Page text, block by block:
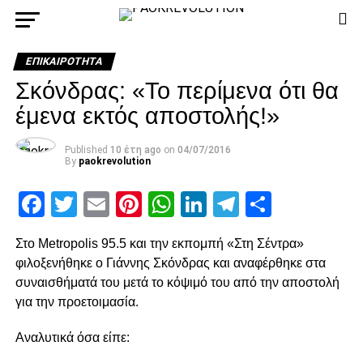
ΕΠΙΚΑΙΡΌΤΗΤΑ
Σκόνδρας: «Το περίμενα ότι θα
έμενα εκτός αποστολής!»
Published 10 έτη ago on 04/07/2016
By paokrevolution
Facebook
Twitter
EmailPinterest
WhatsApp
LinkedIn
Telegram
Στο Metropolis 95.5 και την εκπομπή «Στη Σέντρα»
φιλοξενήθηκε ο Γιάννης Σκόνδρας και αναφέρθηκε στα
συναισθήματά του μετά το κόψιμό του από την αποστολή
για την προετοιμασία.
Αναλυτικά όσα είπε: